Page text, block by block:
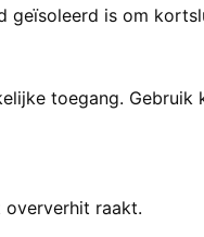
geïsoleerd is om
toegang.
raakt.